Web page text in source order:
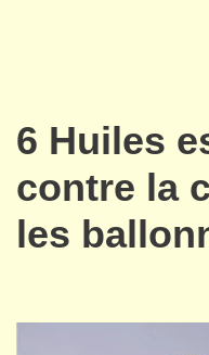
6 Huiles
contre la
les